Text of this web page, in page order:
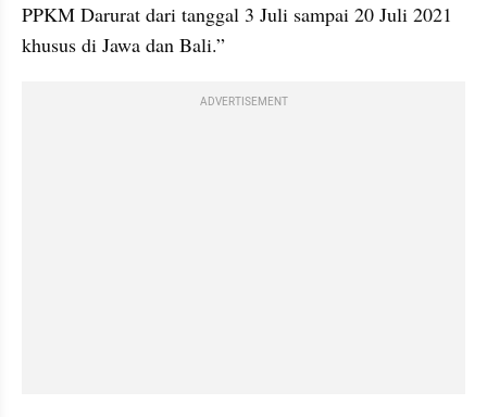
PPKM Darurat dari tanggal 3 Juli sampai 20 Juli 2021
khusus di Jawa dan Bali.”
ADVERTISEMENT